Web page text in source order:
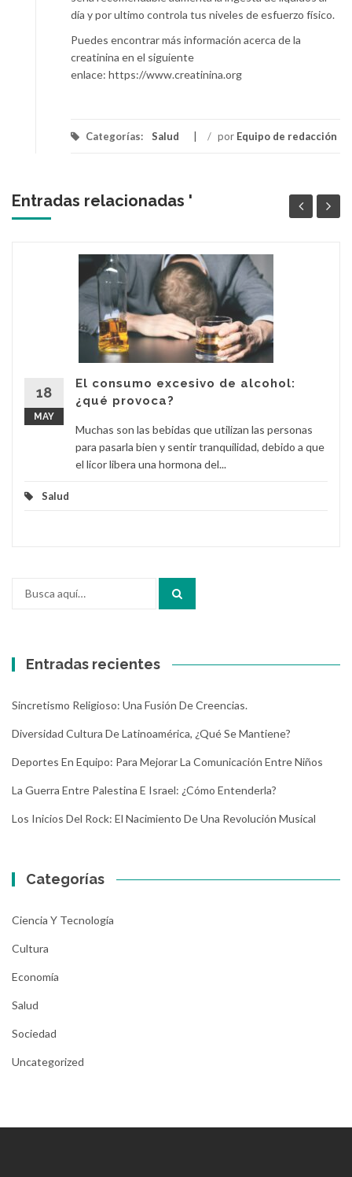
día y por ultimo controla tus niveles de esfuerzo físico.
Puedes encontrar más información acerca de la
creatinina en el siguiente
enlace: https://www.creatinina.org
Categorías: Salud / por Equipo de redacción
Entradas relacionadas '
18
MAY
El consumo excesivo de alcohol:
¿qué provoca?
Muchas son las bebidas que utilizan las personas
para pasarla bien y sentir tranquilidad, debido a que
el licor libera una hormona del...
Salud
Entradas recientes
Sincretismo Religioso: Una Fusión De Creencias.
Diversidad Cultura De Latinoamérica, ¿Qué Se Mantiene?
Deportes En Equipo: Para Mejorar La Comunicación Entre Niños
La Guerra Entre Palestina E Israel: ¿Cómo Entenderla?
Los Inicios Del Rock: El Nacimiento De Una Revolución Musical
Categorías
Ciencia Y Tecnología
Cultura
Economía
Salud
Sociedad
Uncategorized